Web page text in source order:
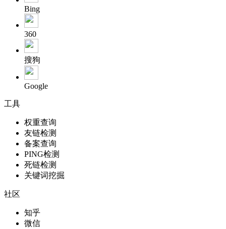
Bing
360
搜狗
Google
工具
权重查询
友链检测
备案查询
PING检测
死链检测
关键词挖掘
社区
知乎
微信